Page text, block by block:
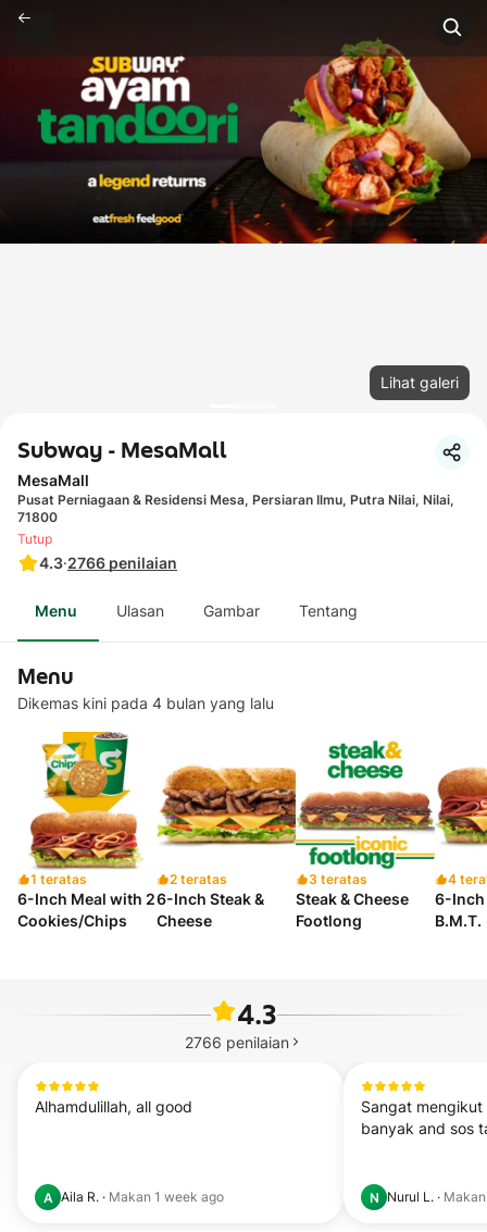
Lihat galeri
Subway - MesaMall
MesaMall
Pusat Perniagaan & Residensi Mesa, Persiaran Ilmu, Putra Nilai, Nilai,
71800
4.3·2766 penilaian
Tutup
Menu Ulasan Gambar Tentang
Menu
Dikemas kini pada 4 bulan yang lalu
1 teratas
6-Inch Meal with 2
Cookies/Chips
2 teratas
6-Inch Steak &
Cheese
3 teratas
Steak & Cheese
Footlong
4
6-Inch
B.M.T.
4.3
2766 penilaian
Alhamdulillah, all good
A Aila R. · Makan 1 week ago
Sangat
banyak and sos
N Nurul L. ·